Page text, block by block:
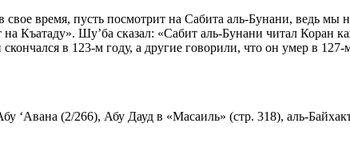
время, пусть посмотрит на Сабита аль-Бунани, ведь мы
Къатаду». Шу’ба сказал: «Сабит аль-Бунани читал Коран
в 123-м году, а другие говорили, что он умер в 127-
‘Авана (2/266), Абу Дауд в «Масаиль» (стр. 318), аль-